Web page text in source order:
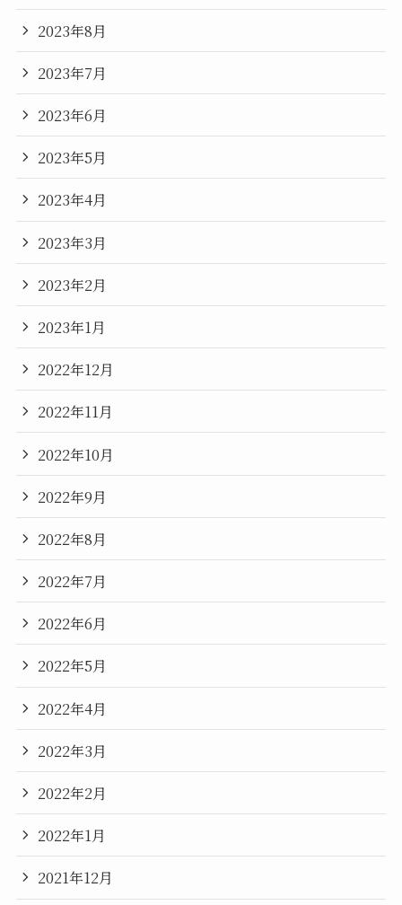
2023年8月
2023年7月
2023年6月
2023年5月
2023年4月
2023年3月
2023年2月
2023年1月
2022年12月
2022年11月
2022年10月
2022年9月
2022年8月
2022年7月
2022年6月
2022年5月
2022年4月
2022年3月
2022年2月
2022年1月
2021年12月